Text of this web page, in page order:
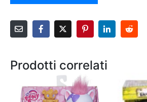
Prodotti correlati